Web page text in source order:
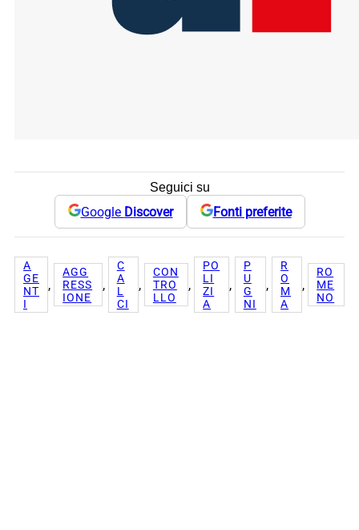
Seguici su
Google Discover Fonti preferite
A
GE
NT
I
,
AGG
RESS
IONE
,
C
A
L
CI
,
CON
TRO
LLO
,
PO
LI
ZI
A
,
P
U
G
NI
,
R
O
M
A
,
RO
ME
NO